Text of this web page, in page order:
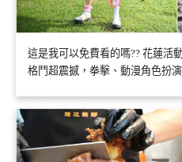
這是我可以免費看的嗎?? 花蓮活
格鬥超震撼，拳擊、動漫角色扮